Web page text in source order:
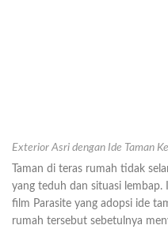
Exterior Asri dengan Ide Taman
Taman di teras rumah tidak
yang teduh dan situasi
film Parasite yang adopsi ide
rumah tersebut sebetulnya